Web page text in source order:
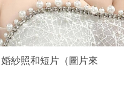
紗照和短片（圖片來